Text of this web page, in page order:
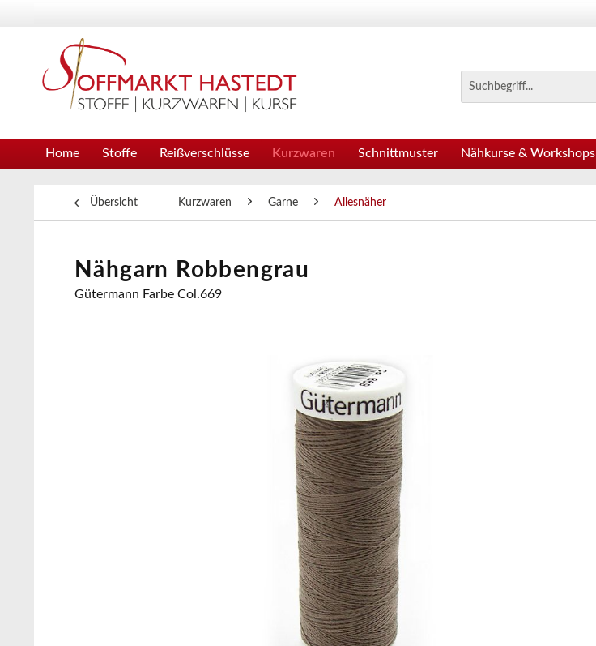
Home Stoffe Reißverschlüsse Kurzwaren Schnittmuster Nähkurse & Workshops
Übersicht Kurzwaren Garne Allesnäher
Nähgarn Robbengrau
Gütermann Farbe Col.669